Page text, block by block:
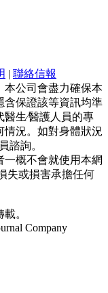
| 聯絡信報
本公司會盡力確保本
含保證該等資訊均準
生∕醫護人員的專
情況。如對身體狀況
諮詢。
概不會就使用本網
失或損害承擔任何
。
Company